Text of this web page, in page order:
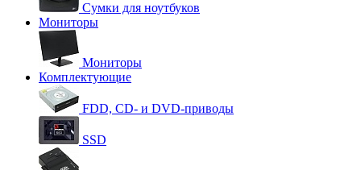
Сумки для ноутбуков
Мониторы
Мониторы
Комплектующие
FDD, CD- и DVD-приводы
SSD